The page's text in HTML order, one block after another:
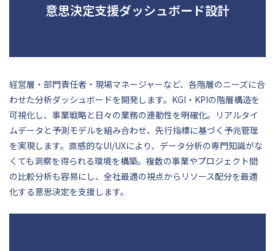
意思決定支援ダッシュボード設計
経営層・部門責任者・現場マネージャーなど、各階層のニーズに合
わせた分析ダッシュボードを開発します。KGI・KPIの階層構造を
可視化し、事業戦略と日々の業務の連動性を明確化。リアルタイ
ムデータと予測モデルを組み合わせ、先行指標に基づく予兆管理
を実現します。直感的なUI/UXにより、データ分析の専門知識がな
くても洞察を得られる環境を構築。複数の事業やプロジェクト間
の比較分析も容易にし、全社最適の視点からリソース配分を最適
化する意思決定を支援します。